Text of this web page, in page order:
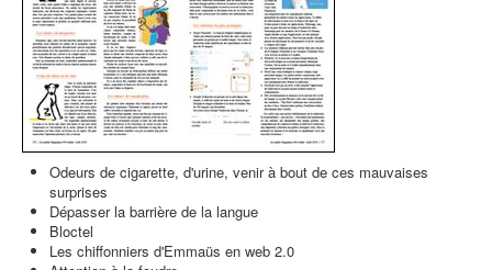
Odeurs de cigarette, d'urine, venir à bout de ces mauvaises
surprises
Dépasser la barrière de la langue
Bloctel
Les chiffonniers d'Emmaüs en web 2.0